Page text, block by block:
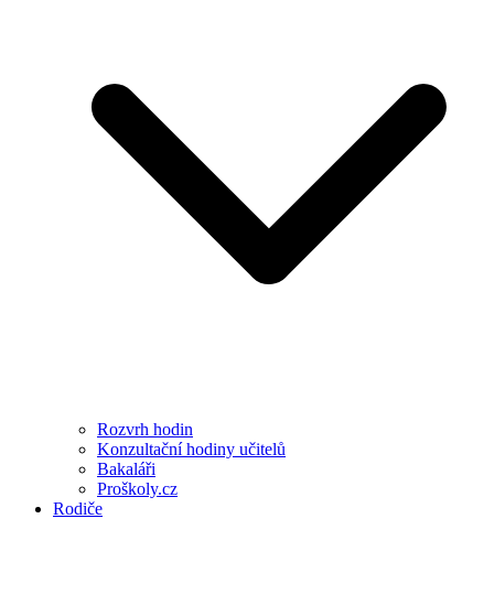
Rozvrh hodin
Konzultační hodiny učitelů
Bakaláři
Proškoly.cz
Rodiče